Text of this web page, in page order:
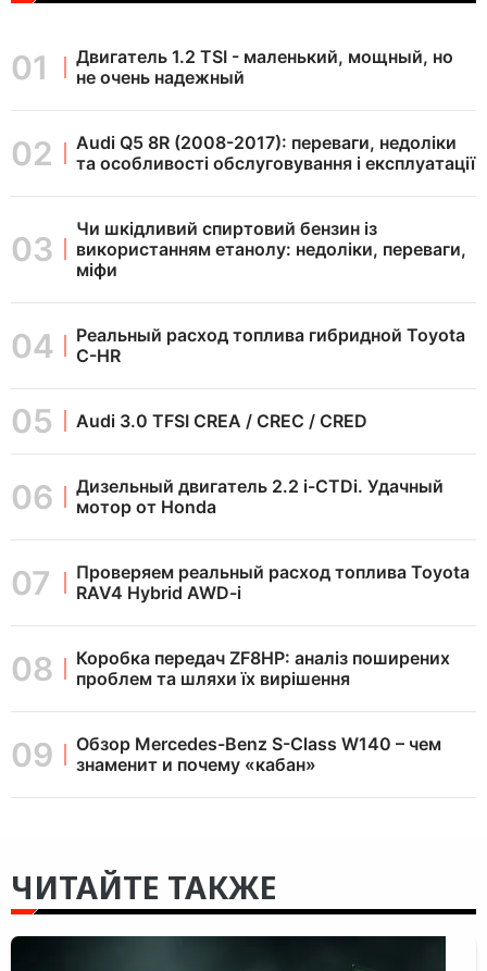
Двигатель 1.2 TSI - маленький, мощный, но
не очень надежный
Audi Q5 8R (2008-2017): переваги, недоліки
та особливості обслуговування і експлуатації
Чи шкідливий спиртовий бензин із
використанням етанолу: недоліки, переваги,
міфи
Реальный расход топлива гибридной Toyota
C-HR
Audi 3.0 TFSI CREA / CREC / CRED
Дизельный двигатель 2.2 i-CTDi. Удачный
мотор от Honda
Проверяем реальный расход топлива Toyota
RAV4 Hybrid AWD-i
Коробка передач ZF8HP: аналіз поширених
проблем та шляхи їх вирішення
Обзор Mercedes-Benz S-Class W140 – чем
знаменит и почему «кабан»
ЧИТАЙТЕ ТАКЖЕ